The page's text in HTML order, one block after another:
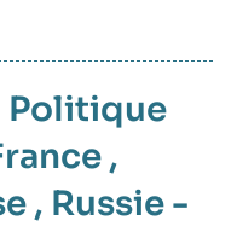
Politique
,
, Russie -